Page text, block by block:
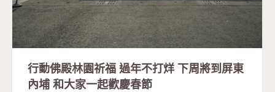
行動佛殿林園祈福 過年不打烊 下周將到屏東
內埔 和大家一起歡慶春節